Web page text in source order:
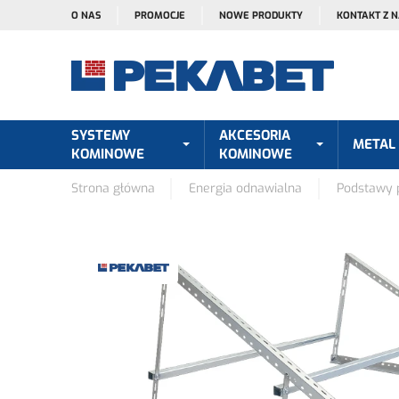
O NAS PROMOCJE NOWE PRODUKTY KONTAKT Z
SYSTEMY
KOMINOWE
AKCESORIA
KOMINOWE
METAL
Strona główna Energia odnawialna Podstawy